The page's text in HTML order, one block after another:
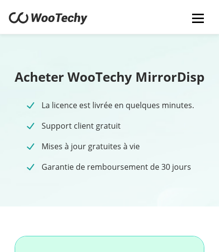
Acheter WooTechy MirrorDisp
La licence est livrée en quelques minutes.
Support client gratuit
Mises à jour gratuites à vie
Garantie de remboursement de 30 jours